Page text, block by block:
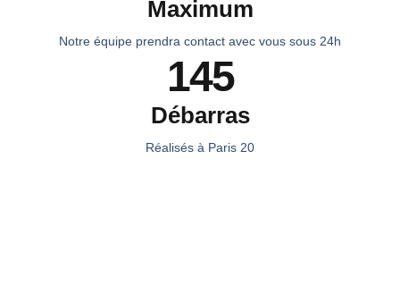
Maximum
Notre équipe prendra contact avec vous sous 24h
145
Débarras
Réalisés à Paris 20